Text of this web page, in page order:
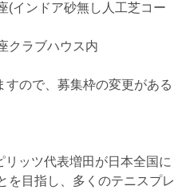
(インドア砂無し人工芝コー
クラブハウス内
ので、募集枠の変更がある
ッツ代表増田が日本全国に
を目指し、多くのテニスプレ